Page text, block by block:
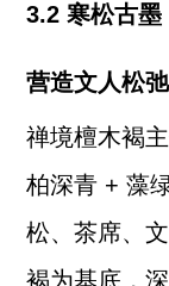
3.2 寒松古墨
营造文人松
禅境檀木褐
柏深青 + 藻
松、茶席、
褐为基底，